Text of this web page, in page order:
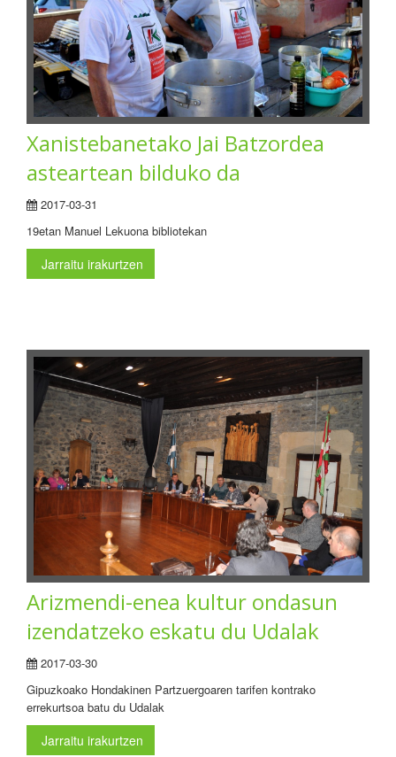
Xanistebanetako Jai Batzordea
asteartean bilduko da
2017-03-31
19etan Manuel Lekuona bibliotekan
Jarraitu irakurtzen
Arizmendi-enea kultur ondasun
izendatzeko eskatu du Udalak
2017-03-30
Gipuzkoako Hondakinen Partzuergoaren tarifen kontrako
errekurtsoa batu du Udalak
Jarraitu irakurtzen